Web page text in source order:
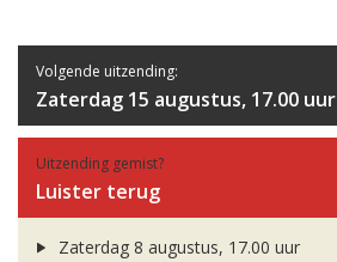
Volgende uitzending:
Zaterdag 15 augustus, 17.00 uur
Uitzending gemist?
Luister terug
Zaterdag 8 augustus, 17.00 uur